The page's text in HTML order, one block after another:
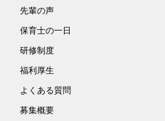
先輩の声
保育士の一日
研修制度
福利厚生
よくある質問
募集概要